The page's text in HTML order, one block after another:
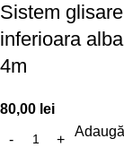
Sistem glisare
inferioara
4m
80,00 lei